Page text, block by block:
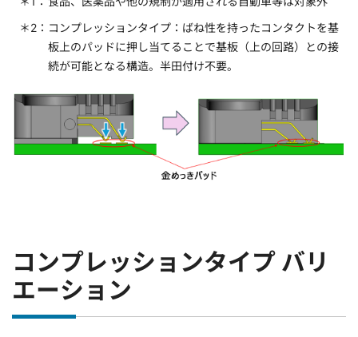
コンプレッションタイプ：ばね性を持ったコンタクトを基
板上のパッドに押し当てることで基板（上の回路）との接
続が可能となる構造。半田付け不要。
コンプレッションタイプ バリ
エーション